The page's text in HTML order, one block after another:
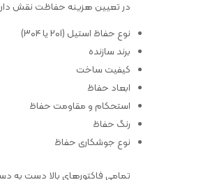
در تعیین هزینه حفاظت نقش
نوع حفاظ استیل (201 یا 304)
برند سازنده
کیفیت ساخت
ابعاد حفاظ
استحکام و مقاومت حفاظ
رنگ حفاظ
نوع جوشکاری حفاظ
تمامی فاکتورهای بالا دست